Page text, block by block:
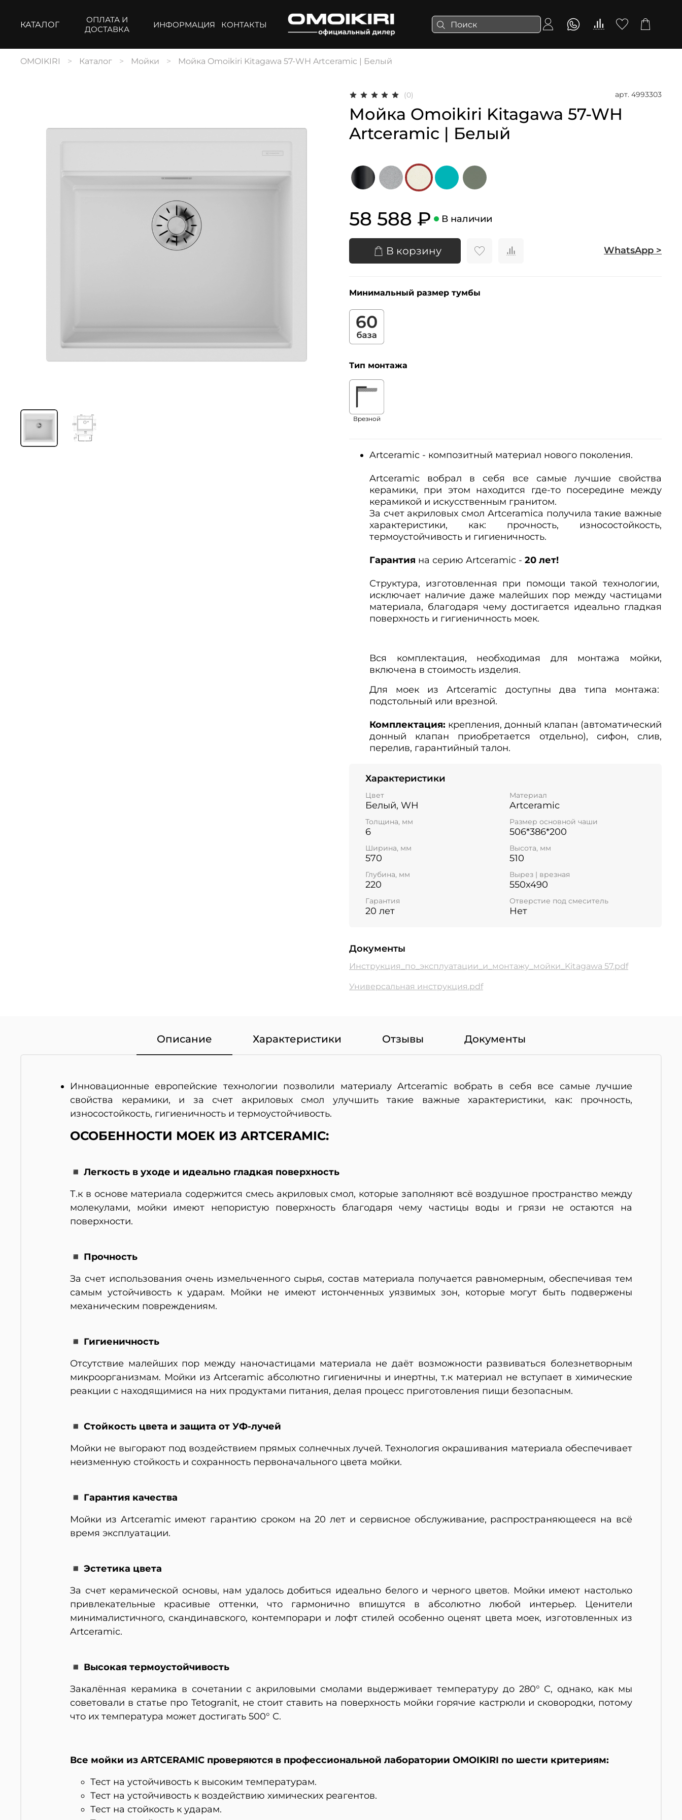
КАТАЛОГ
ОПЛАТА И
ДОСТАВКА
ИНФОРМАЦИЯ КОНТАКТЫ
OMOIKIRI Каталог Мойки Мойка Omoikiri Kitagawa 57-WH Artceramic | Белый
(0) арт. 4993303
Мойка Omoikiri Kitagawa 57-WH
Artceramic | Белый
58 588 ₽ В наличии
В корзину WhatsApp >
Минимальный размер тумбы
Тип монтажа
Врезной
Artceramic - композитный материал нового поколения.
Artceramic вобрал в себя все самые лучшие свойства
керамики, при этом находится где-то посередине между
керамикой и искусственным гранитом.
За счет акриловых смол Artceramica получила такие важные
характеристики, как: прочность, износостойкость,
термоустойчивость и гигиеничность.
Гарантия на серию Artceramic - 20 лет!
Структура, изготовленная при помощи такой технологии,
исключает наличие даже малейших пор между частицами
материала, благодаря чему достигается идеально гладкая
поверхность и гигиеничность моек.
Вся комплектация, необходимая для монтажа мойки,
включена в стоимость изделия.
Для моек из Artceramic доступны два типа монтажа:
подстольный или врезной.
Комплектация: крепления, донный клапан (автоматический
донный клапан приобретается отдельно), сифон, слив,
перелив, гарантийный талон.
Характеристики
Цвет
Белый, WH
Материал
Artceramic
Толщина, мм
6
Размер основной чаши
506*386*200
Ширина, мм
570
Высота, мм
510
Глубина, мм
220
Вырез | врезная
550x490
Гарантия
20 лет
Отверстие под смеситель
Нет
Документы
Инструкция_по_эксплуатации_и_монтажу_мойки_Kitagawa 57.pdf
Универсальная инструкция.pdf
Описание Характеристики Отзывы Документы
Инновационные европейские технологии позволили материалу Artceramic вобрать в себя все самые лучшие
свойства керамики, и за счет акриловых смол улучшить такие важные характеристики, как: прочность,
износостойкость, гигиеничность и термоустойчивость.
ОСОБЕННОСТИ МОЕК ИЗ ARTCERAMIC:
◾ Легкость в уходе и идеально гладкая поверхность
Т.к в основе материала содержится смесь акриловых смол, которые заполняют всё воздушное пространство между
молекулами, мойки имеют непористую поверхность благодаря чему частицы воды и грязи не остаются на
поверхности.
◾ Прочность
За счет использования очень измельченного сырья, состав материала получается равномерным, обеспечивая тем
самым устойчивость к ударам. Мойки не имеют истонченных уязвимых зон, которые могут быть подвержены
механическим повреждениям.
◾ Гигиеничность
Отсутствие малейших пор между наночастицами материала не даёт возможности развиваться болезнетворным
микроорганизмам. Мойки из Artceramic абсолютно гигиеничны и инертны, т.к материал не вступает в химические
реакции с находящимися на них продуктами питания, делая процесс приготовления пищи безопасным.
◾ Стойкость цвета и защита от УФ-лучей
Мойки не выгорают под воздействием прямых солнечных лучей. Технология окрашивания материала обеспечивает
неизменную стойкость и сохранность первоначального цвета мойки.
◾ Гарантия качества
Мойки из Artceramic имеют гарантию сроком на 20 лет и сервисное обслуживание, распространяющееся на всё
время эксплуатации.
◾ Эстетика цвета
За счет керамической основы, нам удалось добиться идеально белого и черного цветов. Мойки имеют настолько
привлекательные красивые оттенки, что гармонично впишутся в абсолютно любой интерьер. Ценители
минималистичного, скандинавского, контемпорари и лофт стилей особенно оценят цвета моек, изготовленных из
Artceramic.
◾ Высокая термоустойчивость
Закалённая керамика в сочетании с акриловыми смолами выдерживает температуру до 280° С, однако, как мы
советовали в статье про Tetogranit, не стоит ставить на поверхность мойки горячие кастрюли и сковородки, потому
что их температура может достигать 500° С.
Все мойки из ARTCERAMIC проверяются в профессиональной лаборатории OMOIKIRI по шести критериям:
Тест на устойчивость к высоким температурам.
Тест на устойчивость к воздействию химических реагентов.
Тест на стойкость к ударам.